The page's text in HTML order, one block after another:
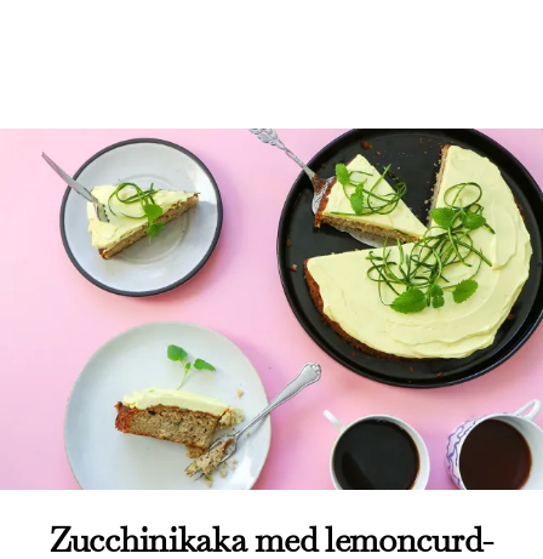
Zucchinikaka med lemoncurd-